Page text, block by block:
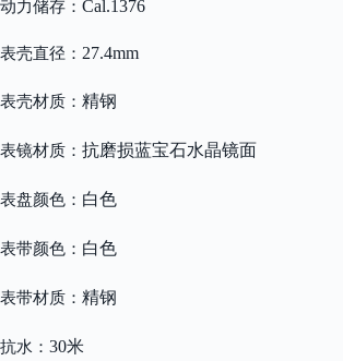
动力储存： Cal.1376
表壳直径： 27.4mm
表壳材质： 精钢
表镜材质： 抗磨损蓝宝石水晶镜面
表盘颜色： 白色
表带颜色： 白色
表带材质： 精钢
抗水： 30米